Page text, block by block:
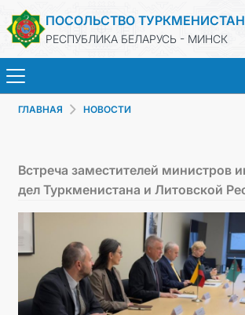
ПОСОЛЬСТВО
РЕСПУБЛИКА БЕЛАРУСЬ - МИНСК
КОНСУЛЬСКИЕ УСЛУГИ
МИД
ГЛАВНАЯ НОВОСТИ
Встреча заместителей министров
дел Туркменистана и Литовской